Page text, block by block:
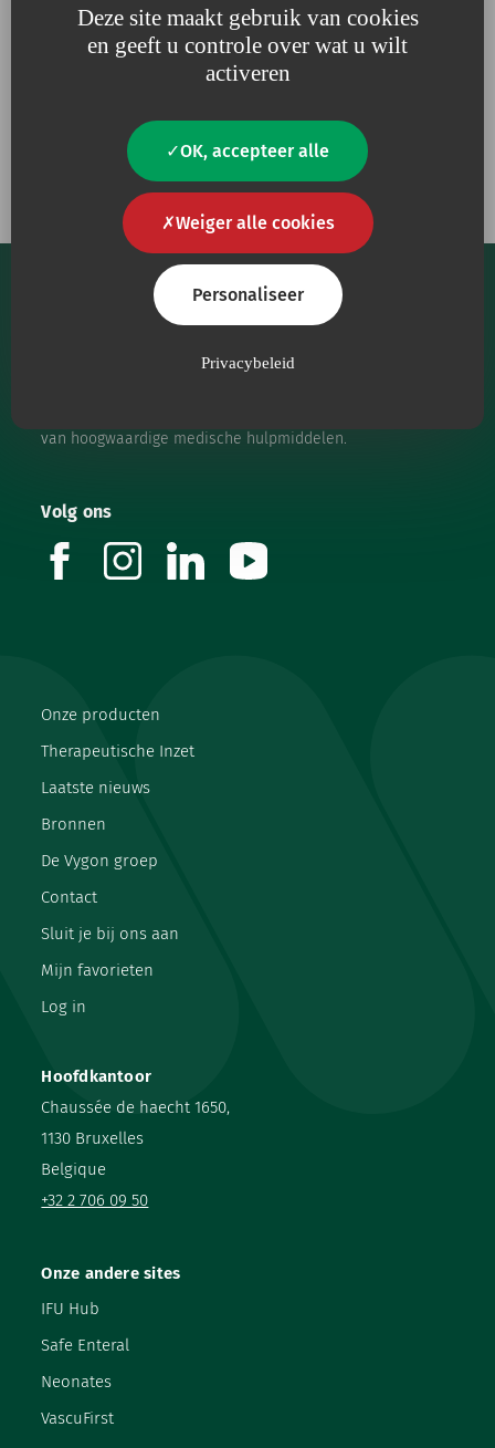
Deze site maakt gebruik van cookies
en geeft u controle over wat u wilt
activeren
OK, accepteer alle
Weiger alle cookies
Personaliseer
Privacybeleid
vergroten.
van hoogwaardige medische hulpmiddelen.
Hoofdkantoor
Chaussée de haecht 1650,
1130 Bruxelles
Belgique
+32 2 706 09 50
Onze producten
Therapeutische Inzet
Laatste nieuws
Bronnen
De Vygon groep
Contact
Sluit je bij ons aan
Mijn favorieten
Log in
Onze andere sites
IFU Hub
Safe Enteral
Neonates
VascuFirst
Volg ons
facebookinstagramlinkedin